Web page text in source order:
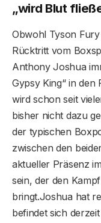
„wird Blut
Obwohl Tyson
Rücktritt vom
Anthony Joshua
Gypsy King“ in den
wird schon seit
bisher nicht dazu
der typischen
zwischen den
aktueller Präsenz
sein, der den
bringt.Joshua hat
befindet sich